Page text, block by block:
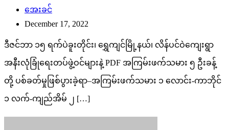
အေးခင်
December 17, 2022
ဒီဇင်ဘာ ၁၅ ရက်ပဲခူးတိုင်း၊ ရွှေကျင်မြို့နယ်၊ လိန်ပင်ဝဲကျေးရွာ
အနီးလုံခြုံရေးတပ်ဖွဲ့ဝင်များနဲ့ PDF အကြမ်းဖက်သမား ၅ ဦးခန့်
တို့ ပစ်ခတ်မှုဖြစ်ပွားခဲ့ရာ–အကြမ်းဖက်သမား ၁ လောင်း-ကာဘိုင်
၁ လက်-ကျည်အိမ် ၂ […]